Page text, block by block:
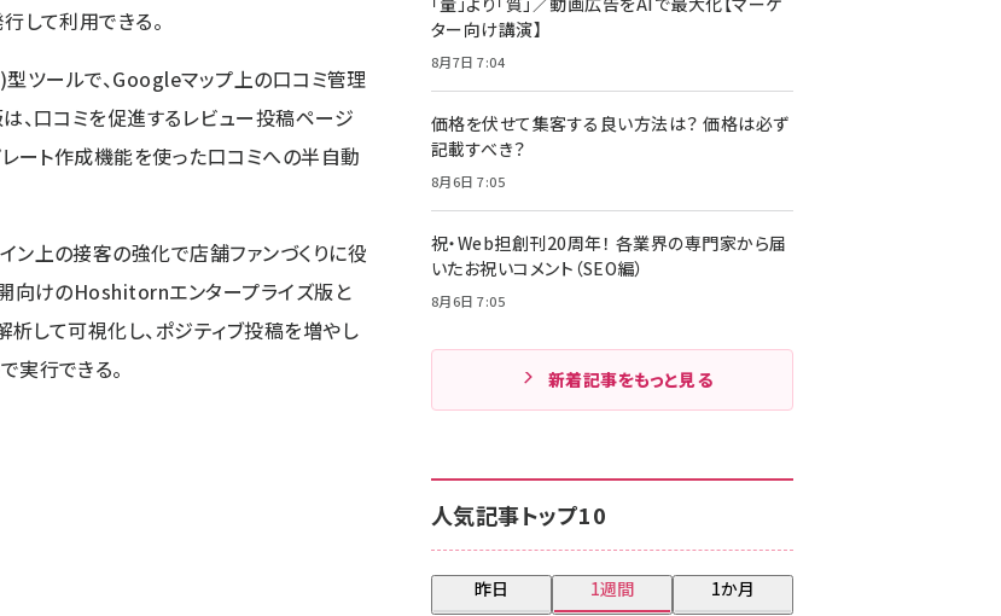
して利用できる。
ツールで、Googleマップ上の口コミ管理
、口コミを促進するレビュー投稿ページ
レート作成機能を使った口コミへの半自動
上の接客の強化で店舗ファンづくりに役
向けのHoshitornエンタープライズ版と
して可視化し、ポジティブ投稿を増やし
実行できる。
ター向け講演】
8月7日 7:04
価格を伏せて集客する良い方法は？ 価格は必ず
記載すべき？
8月6日 7:05
祝・Web担創刊20周年！ 各業界の専門家から届
いたお祝いコメント（SEO編）
8月6日 7:05
新着記事をもっと見る
人気記事トップ10
昨日 1週間 1か月